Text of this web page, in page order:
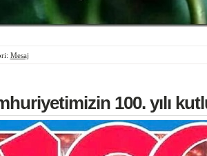
Mesaj
100. yılı